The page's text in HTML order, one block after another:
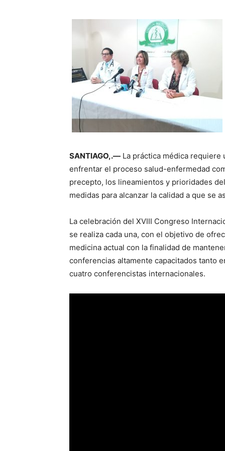
SANTIAGO,.— La práctica médica
enfrentar el proceso salud-enfermedad
precepto, los lineamientos y prioridades
medidas para alcanzar la calidad a que se
La celebración del XVIII Congreso
se realiza cada una, con el objetivo de
medicina actual con la finalidad de
conferencias altamente capacitados tanto
cuatro conferencistas internacionales.